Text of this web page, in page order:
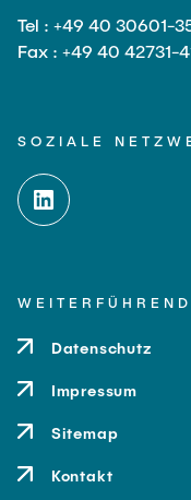
Tel : +49 40 30601-
Fax : +49 40 42731-
SOZIALE
Datenschutz
Impressum
Sitemap
Kontakt